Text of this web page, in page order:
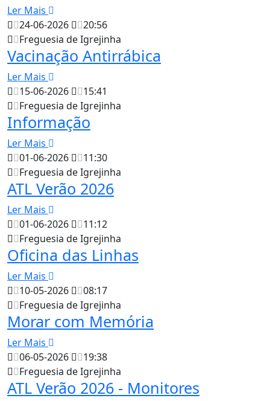
Ler Mais
24-06-2026
20:56
Freguesia de Igrejinha
Vacinação Antirrábica
Ler Mais
15-06-2026
15:41
Freguesia de Igrejinha
Informação
Ler Mais
01-06-2026
11:30
Freguesia de Igrejinha
ATL Verão 2026
Ler Mais
01-06-2026
11:12
Freguesia de Igrejinha
Oficina das Linhas
Ler Mais
10-05-2026
08:17
Freguesia de Igrejinha
Morar com Memória
Ler Mais
06-05-2026
19:38
Freguesia de Igrejinha
ATL Verão 2026 - Monitores